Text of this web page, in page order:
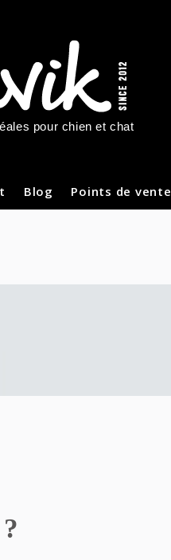
pour chien et chat
Blog Points de vente